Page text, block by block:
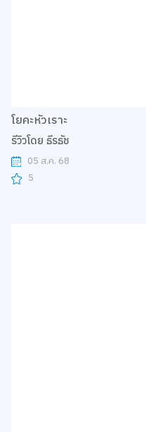
โยคะหัวเราะ
รีวิวโดย ธีรธัช
05 ส.ค. 68
5